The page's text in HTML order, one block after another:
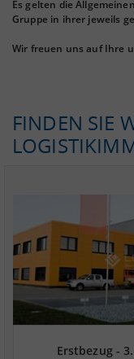
Es gelten die
Gruppe in ihrer jeweils
Wir freuen uns auf Ihre
FINDEN SIE
Erstbezug -